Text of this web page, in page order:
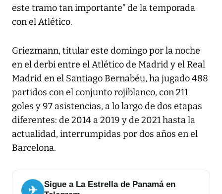
este tramo tan importante” de la temporada
con el Atlético.
Griezmann, titular este domingo por la noche
en el derbi entre el Atlético de Madrid y el Real
Madrid en el Santiago Bernabéu, ha jugado 488
partidos con el conjunto rojiblanco, con 211
goles y 97 asistencias, a lo largo de dos etapas
diferentes: de 2014 a 2019 y de 2021 hasta la
actualidad, interrumpidas por dos años en el
Barcelona.
✈
Sigue a La Estrella de Panamá en